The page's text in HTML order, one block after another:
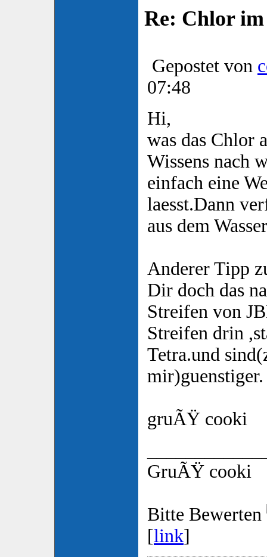
Re: Chlor
Gepostet von
07:48
Hi,
was das Chlor
Wissens nach
einfach eine
laesst.Dann
aus dem
Anderer Tipp
Dir doch das
Streifen von
Streifen drin
Tetra.und
mir)guenstiger.
gruÃŸ cooki
GruÃŸ cooki
Bitte Bewerten
[link]